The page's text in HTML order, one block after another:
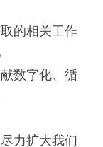
的相关工作
数字化、循
力扩大我们